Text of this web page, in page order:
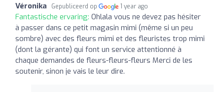
Véronika Gepubliceerd op 1 year ago
Fantastische ervaring: Ohlala vous ne devez pas hésiter
à passer dans ce petit magasin mimi (même si un peu
sombre) avec des fleurs mimi et des fleuristes trop mimi
(dont la gérante) qui font un service attentionné à
chaque demandes de fleurs-fleurs-fleurs Merci de les
soutenir, sinon je vais le leur dire.